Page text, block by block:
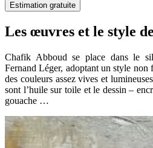
Estimation gratuite
Les œuvres et le style
Chafik Abboud se place dans le
Fernand Léger, adoptant un style
des couleurs assez vives et
sont l’huile sur toile et le dessin –
gouache …